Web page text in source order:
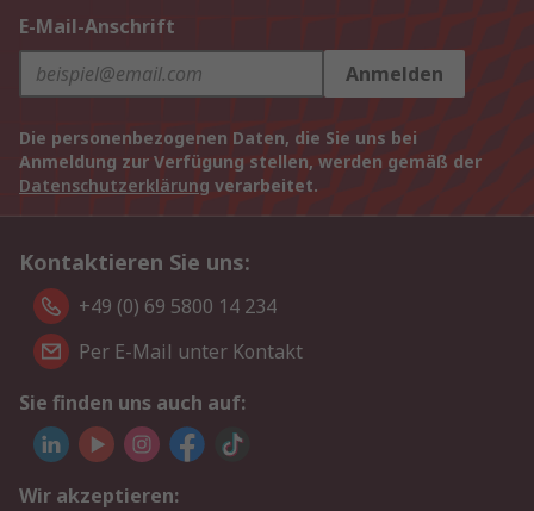
E-Mail-Anschrift
Anmelden
Die personenbezogenen Daten, die Sie uns bei
Anmeldung zur Verfügung stellen, werden gemäß der
Datenschutzerklärung verarbeitet.
Kontaktieren Sie uns:
+49 (0) 69 5800 14 234
Per E-Mail unter Kontakt
Sie finden uns auch auf:
Wir akzeptieren: